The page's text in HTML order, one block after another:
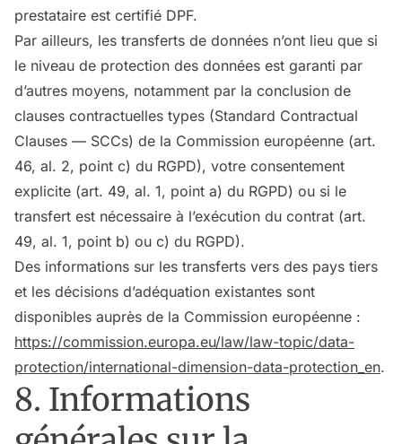
prestataire est certifié DPF.
Par ailleurs, les transferts de données n’ont lieu que si
le niveau de protection des données est garanti par
d’autres moyens, notamment par la conclusion de
clauses contractuelles types (Standard Contractual
Clauses — SCCs) de la Commission européenne (art.
46, al. 2, point c) du RGPD), votre consentement
explicite (art. 49, al. 1, point a) du RGPD) ou si le
transfert est nécessaire à l’exécution du contrat (art.
49, al. 1, point b) ou c) du RGPD).
Des informations sur les transferts vers des pays tiers
et les décisions d’adéquation existantes sont
disponibles auprès de la Commission européenne :
https://commission.europa.eu/law/law-topic/data-
protection/international-dimension-data-protection_en.
8. Informations